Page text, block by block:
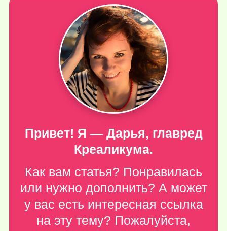
Привет! Я — Дарья, главред
Креаликума.
Как вам статья? Понравилась
или нужно дополнить? А может
у вас есть интересная ссылка
на эту тему? Пожалуйста,